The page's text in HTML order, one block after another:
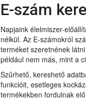
E-szám
Napjaink élelmiszer-
nélkül. Az E-számokról
terméket szeretnének
például nem más, mint a
Szűrhető, kereshető
funkcióit, esetleges
termékekben fordulnak